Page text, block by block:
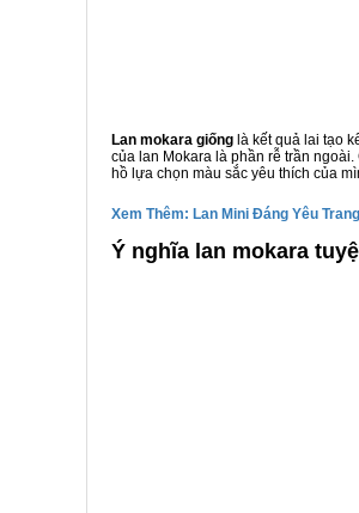
Lan mokara giống là kết quả lai tạo
của lan Mokara là phần rễ trần
hồ lựa chọn màu sắc yêu thích của
Xem Thêm: Lan Mini Đáng Yêu
Ý nghĩa lan mokara